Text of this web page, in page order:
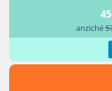
anziché